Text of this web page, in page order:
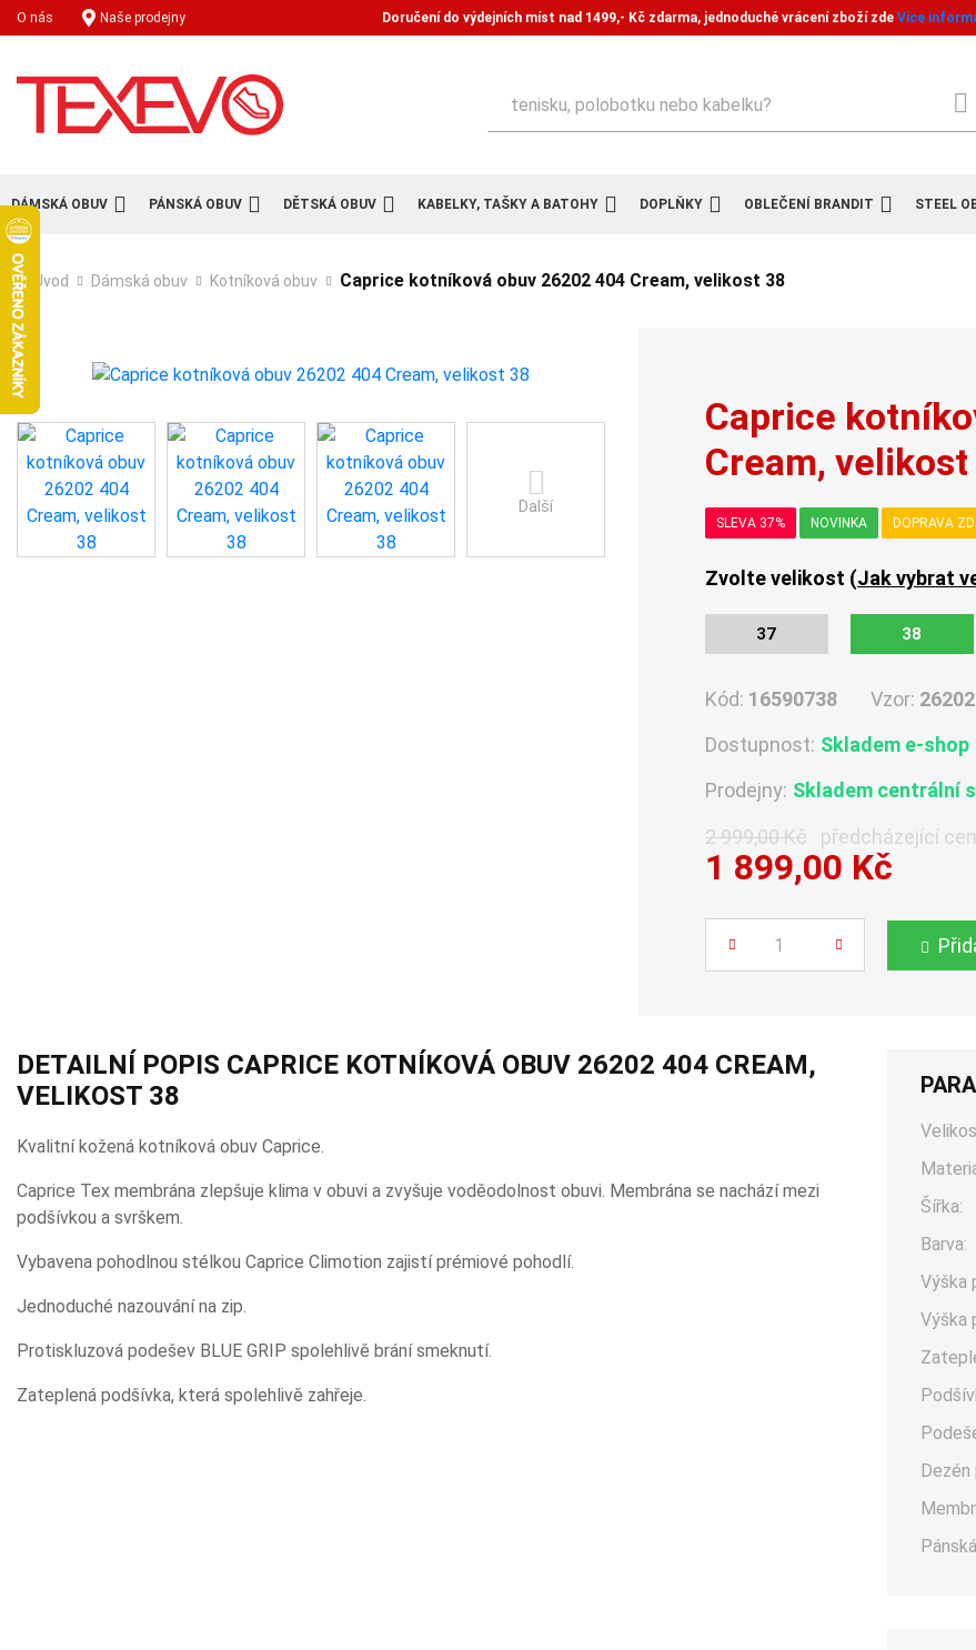
O nás Naše prodejny Doručení do výdejních míst nad 1499,- Kč zdarma, jednoduché vrácení zboží zde Více
DÁMSKÁ OBUV PÁNSKÁ OBUV DĚTSKÁ OBUV KABELKY, TAŠKY A BATOHY DOPLŇKY OBLEČENÍ BRANDIT STEEL
Úvod Dámská obuv Kotníková obuv Caprice kotníková obuv 26202 404 Cream, velikost 38
Další
Caprice
Cream, velikost
SLEVA 37% NOVINKA DOPRAVA
Zvolte velikost (Jak vybrat
37 38
Kód: 16590738 Vzor: 26202
Dostupnost: Skladem e-shop
Prodejny: Skladem centrální
2 999,00 Kč předcházející
1 899,00 Kč
DETAILNÍ POPIS CAPRICE KOTNÍKOVÁ OBUV 26202 404 CREAM,
VELIKOST 38
Kvalitní kožená kotníková obuv Caprice.
Caprice Tex membrána zlepšuje klima v obuvi a zvyšuje voděodolnost obuvi. Membrána se nachází mezi
podšívkou a svrškem.
Vybavena pohodlnou stélkou Caprice Climotion zajistí prémiové pohodlí.
Jednoduché nazouvání na zip.
Protiskluzová podešev BLUE GRIP spolehlivě brání smeknutí.
Zateplená podšívka, která spolehlivě zahřeje.
Šířka:
Barva:
Výška
Výška